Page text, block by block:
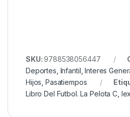
SKU:9788538056447
Deportes Infantil ,Interes
Hijos ,Pasatiempos
Libro Del Futbol. La Pelota C,